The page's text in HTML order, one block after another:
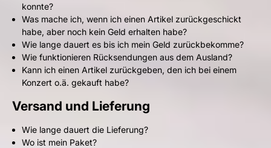
konnte?
Was mache ich, wenn ich einen Artikel zurückgeschickt
habe, aber noch kein Geld erhalten habe?
Wie lange dauert es bis ich mein Geld zurückbekomme?
Wie funktionieren Rücksendungen aus dem Ausland?
Kann ich einen Artikel zurückgeben, den ich bei einem
Konzert o.ä. gekauft habe?
Versand und Lieferung
Wie lange dauert die Lieferung?
Wo ist mein Paket?